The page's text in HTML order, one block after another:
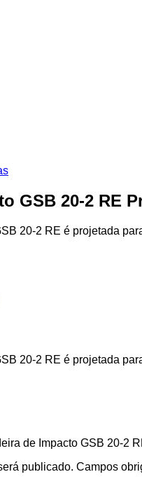
GSB 20-2 RE
20-2 RE é projetada
20-2 RE é projetada
de Impacto GSB 20-2
publicado. Campos